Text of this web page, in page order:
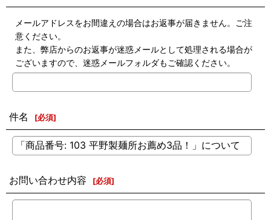
メールアドレスをお間違えの場合はお返事が届きません。ご注
意ください。
また、弊店からのお返事が迷惑メールとして処理される場合が
ございますので、迷惑メールフォルダもご確認ください。
件名 [必須]
お問い合わせ内容 [必須]